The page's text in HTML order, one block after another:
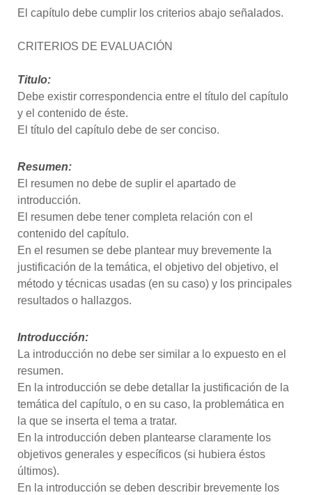
El capítulo debe cumplir los criterios abajo señalados.
CRITERIOS DE EVALUACIÓN
Titulo:
Debe existir correspondencia entre el título del capítulo
y el contenido de éste.
El título del capítulo debe de ser conciso.
Resumen:
El resumen no debe de suplir el apartado de
introducción.
El resumen debe tener completa relación con el
contenido del capítulo.
En el resumen se debe plantear muy brevemente la
justificación de la temática, el objetivo del objetivo, el
método y técnicas usadas (en su caso) y los principales
resultados o hallazgos.
Introducción:
La introducción no debe ser similar a lo expuesto en el
resumen.
En la introducción se debe detallar la justificación de la
temática del capítulo, o en su caso, la problemática en
la que se inserta el tema a tratar.
En la introducción deben plantearse claramente los
objetivos generales y específicos (si hubiera éstos
últimos).
En la introducción se deben describir brevemente los